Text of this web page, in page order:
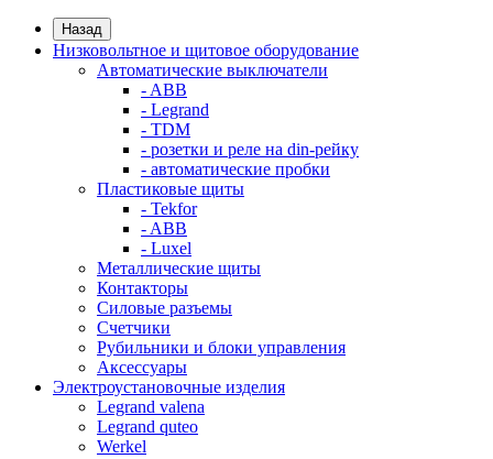
Назад
Низковольтное и щитовое оборудование
Автоматические выключатели
- ABB
- Legrand
- TDM
- розетки и реле на din-рейку
- автоматические пробки
Пластиковые щиты
- Tekfor
- ABB
- Luxel
Металлические щиты
Контакторы
Силовые разъемы
Счетчики
Рубильники и блоки управления
Аксессуары
Электроустановочные изделия
Legrand valena
Legrand quteo
Werkel